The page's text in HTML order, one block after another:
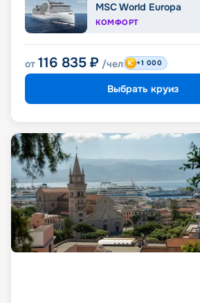
MSC World Europa
КОМФОРТ
от 116 835 ₽ /чел +1 000
Выбрать круиз